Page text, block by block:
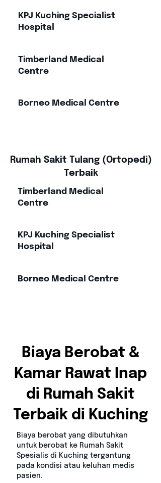
KPJ Kuching Specialist
Hospital
Timberland Medical
Centre
Borneo Medical Centre
Rumah Sakit Tulang (Ortopedi)
Terbaik
Timberland Medical
Centre
KPJ Kuching Specialist
Hospital
Borneo Medical Centre
Biaya Berobat &
Kamar Rawat Inap
di Rumah Sakit
Terbaik di Kuching
Biaya berobat yang dibutuhkan
untuk berobat ke Rumah Sakit
Spesialis di Kuching tergantung
pada kondisi atau keluhan medis
pasien.